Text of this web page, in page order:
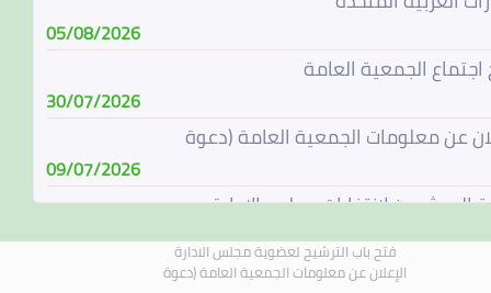
05/08/2026
اجتماع الجمعية العامة
30/07/2026
عن معلومات الجمعية العامة (دعوة
09/07/2026
المرشحين لإنتخابات مجلس الإدارة
08/07/2026
الترشيح لعضوية مجلس الادارة
فتح باب الترشيح لعضوية مجلس الادارة
الإعلان عن معلومات الجمعية العامة (دعوة